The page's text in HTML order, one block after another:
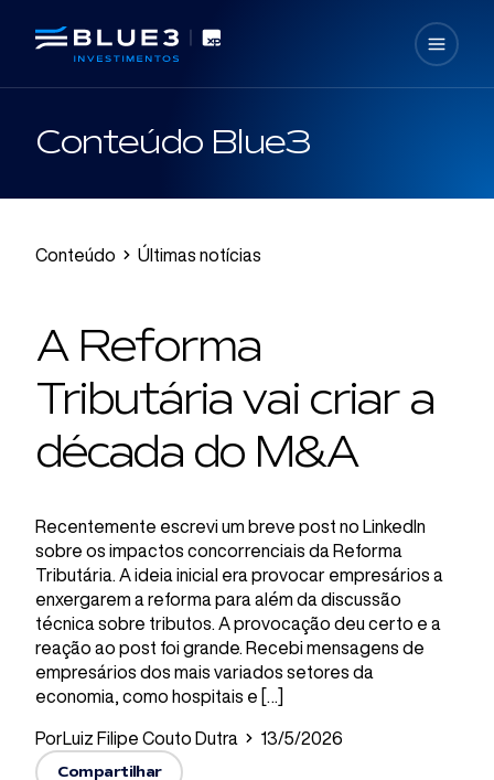
Conteúdo Blue3
Conteúdo Últimas notícias
A Reforma
Tributária vai criar a
década do M&A
Recentemente escrevi um breve post no LinkedIn
sobre os impactos concorrenciais da Reforma
Tributária. A ideia inicial era provocar empresários a
enxergarem a reforma para além da discussão
técnica sobre tributos. A provocação deu certo e a
reação ao post foi grande. Recebi mensagens de
empresários dos mais variados setores da
economia, como hospitais e […]
Por Luiz Filipe Couto Dutra 13/5/2026
Compartilhar